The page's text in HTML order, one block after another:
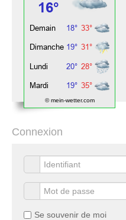
© mein-wetter.com
Connexion
Se souvenir de moi